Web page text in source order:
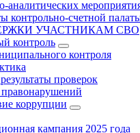
аналитических
контрольно-счетной
УЧАСТНИКАМ СВО
контроль
контроля
проверок
коррупции
кампания 2025 года